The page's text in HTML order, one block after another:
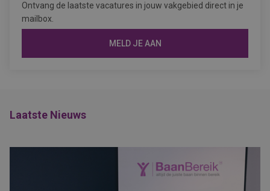
Ontvang de laatste vacatures in jouw vakgebied direct in je
mailbox.
MELD JE AAN
Laatste Nieuws